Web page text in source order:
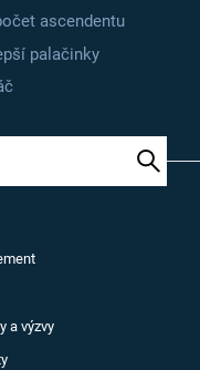
ascendentu
palačinky
a výzvy